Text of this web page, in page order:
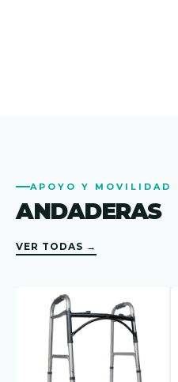
APOYO Y MOVILIDAD
ANDADERAS
VER TODAS →